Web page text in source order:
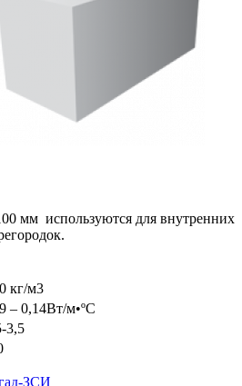
мм используются для внутренних
кг/м3
– 0,14Вт/м•ºC
3,5
ЗСИ